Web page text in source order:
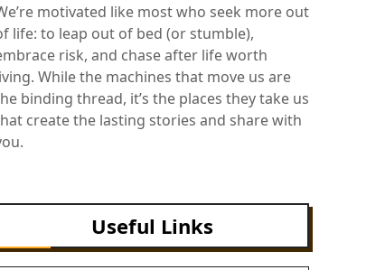
motivated like most who seek more out
life: to leap out of bed (or stumble),
risk, and chase after life worth
While the machines that move us are
binding thread, it’s the places they take us
create the lasting stories and share with
Useful Links